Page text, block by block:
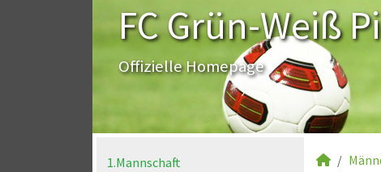
FC Grün-Weiß
Offizielle Homepage
1.Mannschaft